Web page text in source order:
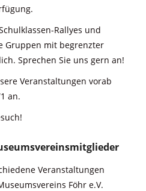
Rallyes und
Gruppen mit begrenzter
Sprechen Sie uns gern an!
Veranstaltungen vorab
an.
Veranstaltungen
Föhr e.V.